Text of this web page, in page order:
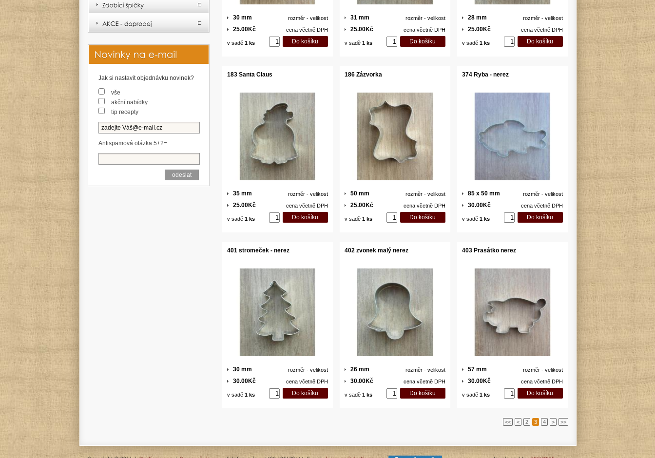
rozměr - velikost
30 mm
cena včetně DPH
25.00Kč
v sadě 1 ks
rozměr - velikost
31 mm
cena včetně DPH
25.00Kč
v sadě 1 ks
rozměr - velikost
28 mm
cena včetně DPH
25.00Kč
v sadě 1 ks
183 Santa Claus
rozměr - velikost
35 mm
cena včetně DPH
25.00Kč
v sadě 1 ks
186 Zázvorka
rozměr - velikost
50 mm
cena včetně DPH
25.00Kč
v sadě 1 ks
374 Ryba - nerez
rozměr - velikost
85 x 50 mm
cena včetně DPH
30.00Kč
v sadě 1 ks
401 stromeček - nerez
rozměr - velikost
30 mm
cena včetně DPH
30.00Kč
v sadě 1 ks
402 zvonek malý nerez
rozměr - velikost
26 mm
cena včetně DPH
30.00Kč
v sadě 1 ks
403 Prasátko nerez
rozměr - velikost
57 mm
cena včetně DPH
30.00Kč
v sadě 1 ks
<< < 2 3 4 > >>
Jak si nastavit objednávku novinek?
vše
akční nabídky
tip recepty
Antispamová otázka 5+2=